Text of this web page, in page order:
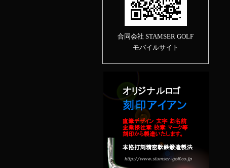
合同会社 STAMSER GOLF
モバイルサイト